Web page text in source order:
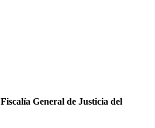
Fiscalía General de Justicia del